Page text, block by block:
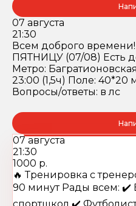
07 августа
21:30
Всем доброго
ПЯТНИЦУ (07/08) Есть
Метро:
23:00 (1,5ч) Поле: 40*20
Вопросы/ответы: в лс
07 августа
21:30
1000 р.
🔥 Тренировка с
90 минут Рады всем: ✔️